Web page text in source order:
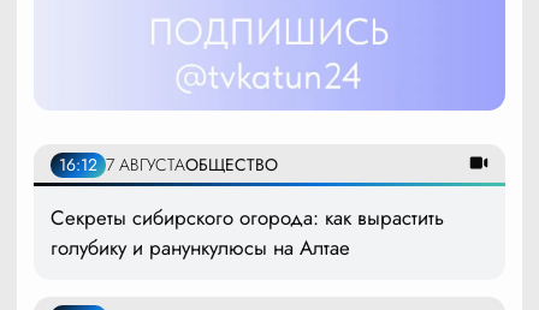
16:12 7 АВГУСТАОБЩЕСТВО
Секреты сибирского огорода: как вырастить
голубику и ранункулюсы на Алтае